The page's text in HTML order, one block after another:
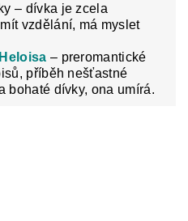
– dívka je zcela
vzdělání, má myslet
– preromantické
příběh nešťastné
bohaté dívky, ona umírá.